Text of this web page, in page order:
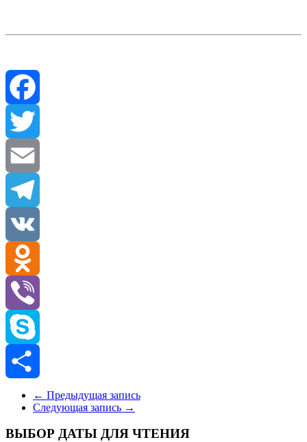
Facebook
Twitter
Email
Telegram
VK
Odnoklassniki
Viber
Skype
Отправить
← Предыдущая запись
Следующая запись →
ВЫБОР ДАТЫ ДЛЯ ЧТЕНИЯ